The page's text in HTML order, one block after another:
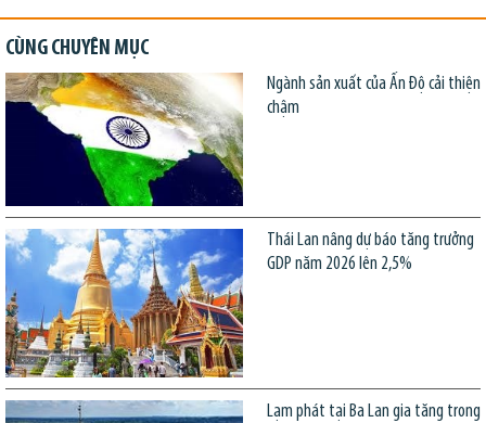
CÙNG CHUYÊN MỤC
Ngành sản xuất của Ấn Độ cải thiện
chậm
Thái Lan nâng dự báo tăng trưởng
GDP năm 2026 lên 2,5%
Lạm phát tại Ba Lan gia tăng trong